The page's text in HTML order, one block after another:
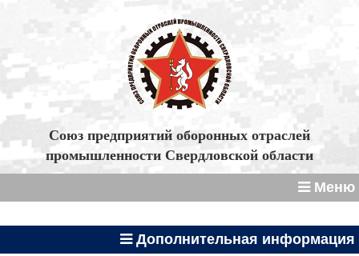
Союз предприятий оборонных отраслей
промышленности Свердловской области
Меню
Дополнительная информация